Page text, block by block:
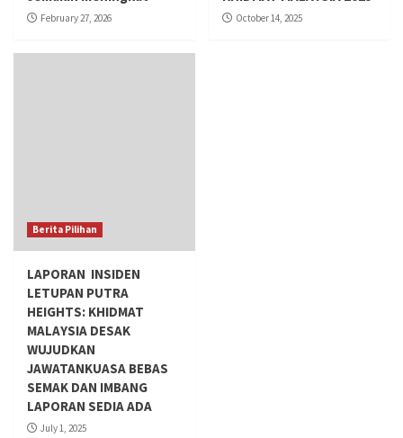
February 27, 2026 October 14, 2025
Berita Pilihan
LAPORAN INSIDEN
LETUPAN PUTRA
HEIGHTS: KHIDMAT
MALAYSIA DESAK
WUJUDKAN
JAWATANKUASA BEBAS
SEMAK DAN IMBANG
LAPORAN SEDIA ADA
July 1, 2025